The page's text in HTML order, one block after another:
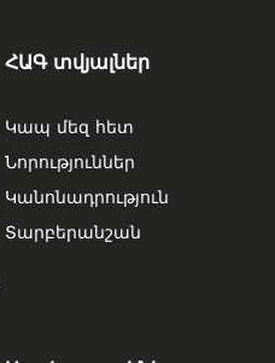
ՀԱԳ տվյալներ
Կապ մեզ հետ
Նորություններ
Կանոնադրություն
Տարբերանշան